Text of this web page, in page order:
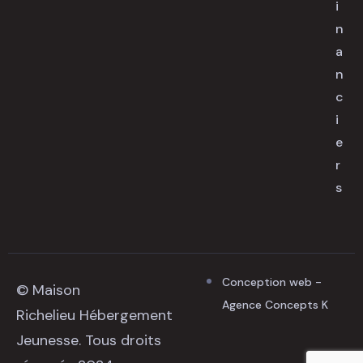
i
n
a
n
c
i
e
r
s
© Maison
Richelieu Hébergement
Jeunesse. Tous droits
Conception web -
Agence Concepts K